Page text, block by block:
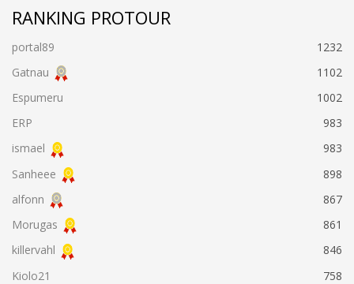
RANKING PROTOUR
portal89
1232
Gatnau
1102
Espumeru
1002
ERP
983
ismael
983
Sanheee
898
alfonn
867
Morugas
861
killervahl
846
Kiolo21
758